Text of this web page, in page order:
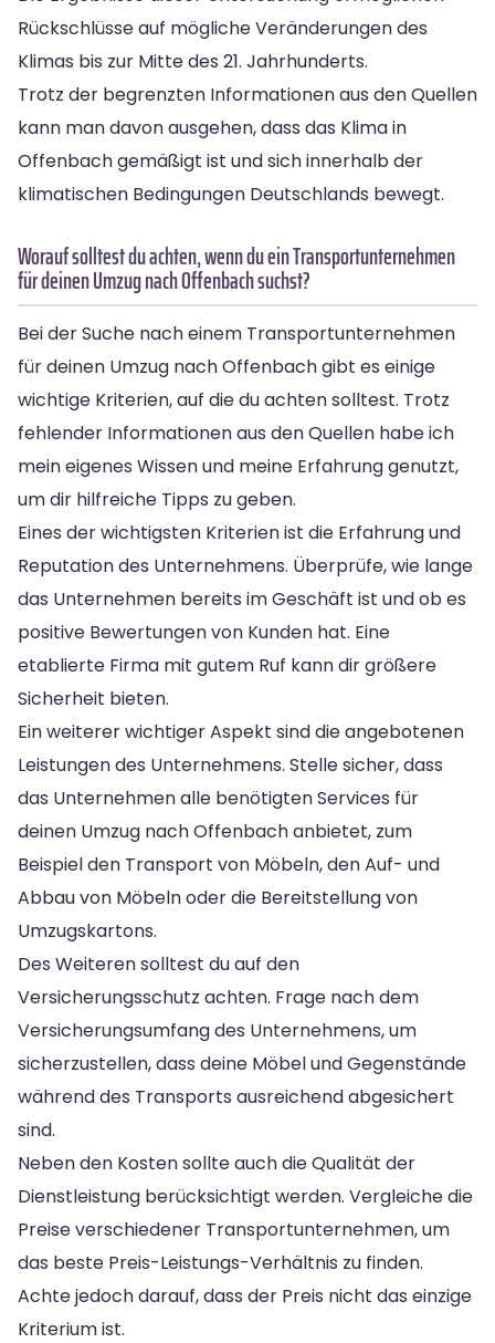
Rückschlüsse auf mögliche Veränderungen des
Klimas bis zur Mitte des 21. Jahrhunderts.
Trotz der begrenzten Informationen aus den Quellen
kann man davon ausgehen, dass das Klima in
Offenbach gemäßigt ist und sich innerhalb der
klimatischen Bedingungen Deutschlands bewegt.
Worauf solltest du achten, wenn du ein Transportunternehmen
für deinen Umzug nach Offenbach suchst?
Bei der Suche nach einem Transportunternehmen
für deinen Umzug nach Offenbach gibt es einige
wichtige Kriterien, auf die du achten solltest. Trotz
fehlender Informationen aus den Quellen habe ich
mein eigenes Wissen und meine Erfahrung genutzt,
um dir hilfreiche Tipps zu geben.
Eines der wichtigsten Kriterien ist die Erfahrung und
Reputation des Unternehmens. Überprüfe, wie lange
das Unternehmen bereits im Geschäft ist und ob es
positive Bewertungen von Kunden hat. Eine
etablierte Firma mit gutem Ruf kann dir größere
Sicherheit bieten.
Ein weiterer wichtiger Aspekt sind die angebotenen
Leistungen des Unternehmens. Stelle sicher, dass
das Unternehmen alle benötigten Services für
deinen Umzug nach Offenbach anbietet, zum
Beispiel den Transport von Möbeln, den Auf- und
Abbau von Möbeln oder die Bereitstellung von
Umzugskartons.
Des Weiteren solltest du auf den
Versicherungsschutz achten. Frage nach dem
Versicherungsumfang des Unternehmens, um
sicherzustellen, dass deine Möbel und Gegenstände
während des Transports ausreichend abgesichert
sind.
Neben den Kosten sollte auch die Qualität der
Dienstleistung berücksichtigt werden. Vergleiche die
Preise verschiedener Transportunternehmen, um
das beste Preis-Leistungs-Verhältnis zu finden.
Achte jedoch darauf, dass der Preis nicht das einzige
Kriterium ist.